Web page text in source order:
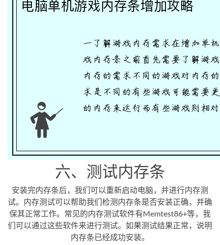
六、测试内存条
安装完内存条后，我们可以重新启动电脑，并进行内存测
试。内存测试可以帮助我们检测内存条是否安装正确，并确
保其正常工作。常见的内存测试软件有Memtest86+等，我
们可以通过这些软件来进行测试。如果测试结果正常，说明
内存条已经成功安装。